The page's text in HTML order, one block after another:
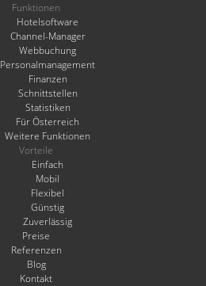
Funktionen
Hotelsoftware
Channel-Manager
Webbuchung
Personalmanagement
Finanzen
Schnittstellen
Statistiken
Für Österreich
Weitere Funktionen
Vorteile
Einfach
Mobil
Flexibel
Günstig
Zuverlässig
Preise
Referenzen
Blog
Kontakt